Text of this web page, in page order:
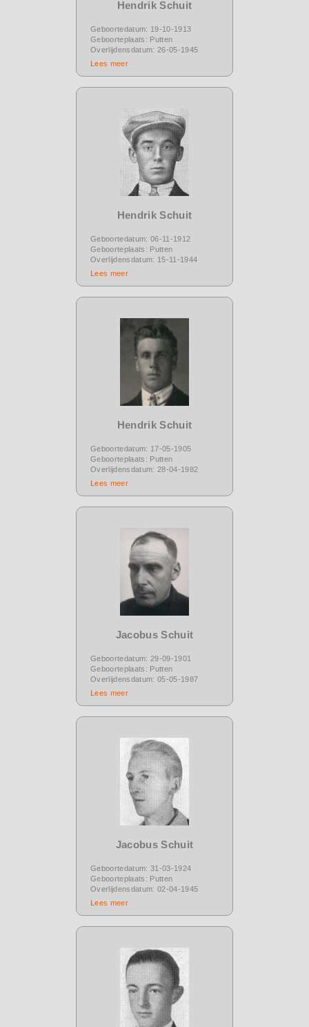
Hendrik Schuit
Geboortedatum: 19-10-1913
Geboorteplaats: Putten
Overlijdensdatum: 26-05-1945
Lees meer
Hendrik Schuit
Geboortedatum: 06-11-1912
Geboorteplaats: Putten
Overlijdensdatum: 15-11-1944
Lees meer
Hendrik Schuit
Geboortedatum: 17-05-1905
Geboorteplaats: Putten
Overlijdensdatum: 28-04-1982
Lees meer
Jacobus Schuit
Geboortedatum: 29-09-1901
Geboorteplaats: Putten
Overlijdensdatum: 05-05-1987
Lees meer
Jacobus Schuit
Geboortedatum: 31-03-1924
Geboorteplaats: Putten
Overlijdensdatum: 02-04-1945
Lees meer